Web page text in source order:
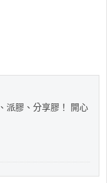
派膠、分享膠！ 開心